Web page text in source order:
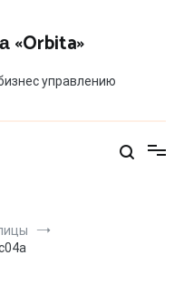
«Orbita»
управлению